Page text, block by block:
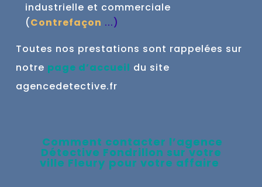
industrielle et commerciale
(Contrefaçon ...)
Toutes nos prestations sont rappelées sur
notre page d’accueil du site
agencedetective.fr
Comment contacter l’agence
Détective Fondrillon sur votre
ville Fleury pour votre affaire